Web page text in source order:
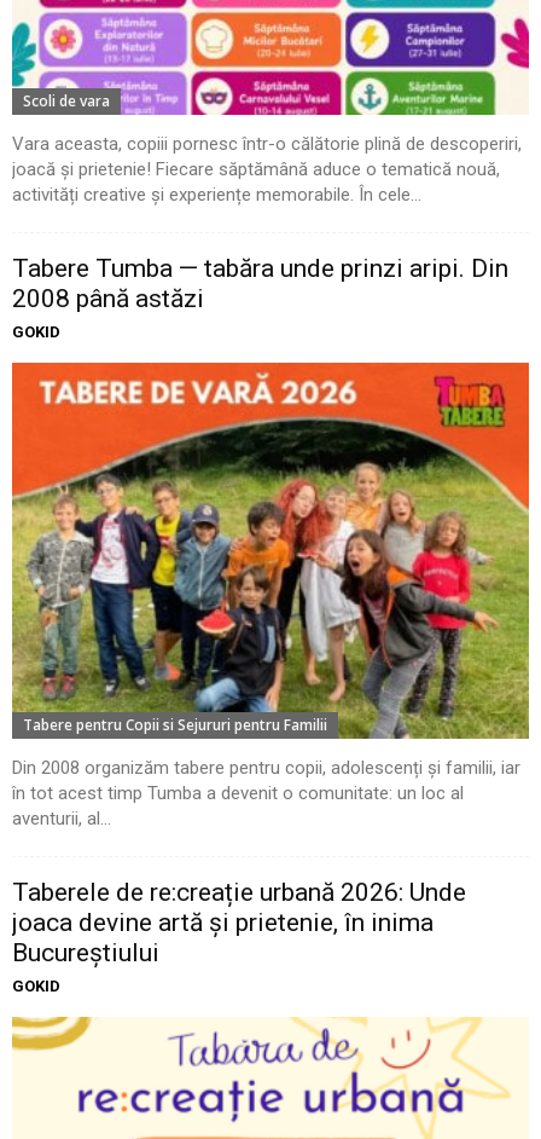
Scoli de vara
Vara aceasta, copiii pornesc într-o călătorie plină de descoperiri,
joacă și prietenie! Fiecare săptămână aduce o tematică nouă,
activități creative și experiențe memorabile. În cele...
Tabere Tumba — tabăra unde prinzi aripi. Din
2008 până astăzi
GOKID
Tabere pentru Copii si Sejururi pentru Familii
Din 2008 organizăm tabere pentru copii, adolescenți și familii, iar
în tot acest timp Tumba a devenit o comunitate: un loc al
aventurii, al...
Taberele de re:creație urbană 2026: Unde
joaca devine artă și prietenie, în inima
Bucureștiului
GOKID